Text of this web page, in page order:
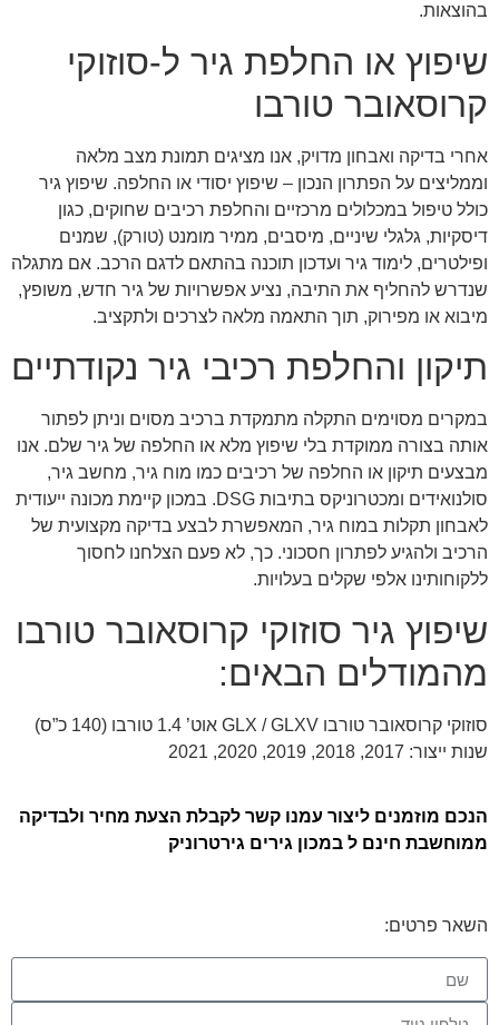
בהוצאות.
שיפוץ או החלפת גיר ל-סוזוקי
קרוסאובר טורבו
אחרי בדיקה ואבחון מדויק, אנו מציגים תמונת מצב מלאה
וממליצים על הפתרון הנכון – שיפוץ יסודי או החלפה. שיפוץ גיר
כולל טיפול במכלולים מרכזיים והחלפת רכיבים שחוקים, כגון
דיסקיות, גלגלי שיניים, מיסבים, ממיר מומנט (טורק), שמנים
ופילטרים, לימוד גיר ועדכון תוכנה בהתאם לדגם הרכב. אם מתגלה
שנדרש להחליף את התיבה, נציע אפשרויות של גיר חדש, משופץ,
מיבוא או מפירוק, תוך התאמה מלאה לצרכים ולתקציב.
תיקון והחלפת רכיבי גיר נקודתיים
במקרים מסוימים התקלה מתמקדת ברכיב מסוים וניתן לפתור
אותה בצורה ממוקדת בלי שיפוץ מלא או החלפה של גיר שלם. אנו
מבצעים תיקון או החלפה של רכיבים כמו מוח גיר, מחשב גיר,
סולנואידים ומכטרוניקס בתיבות DSG. במכון קיימת מכונה ייעודית
לאבחון תקלות במוח גיר, המאפשרת לבצע בדיקה מקצועית של
הרכיב ולהגיע לפתרון חסכוני. כך, לא פעם הצלחנו לחסוך
ללקוחותינו אלפי שקלים בעלויות.
שיפוץ גיר סוזוקי קרוסאובר טורבו
מהמודלים הבאים:
סוזוקי קרוסאובר טורבו GLX / GLXV אוט’ 1.4 טורבו (140 כ”ס)
שנות ייצור: 2017, 2018, 2019, 2020, 2021
הנכם מוזמנים ליצור עמנו קשר לקבלת הצעת מחיר ולבדיקה
ממוחשבת חינם ל במכון גירים גירטרוניק
השאר פרטים: